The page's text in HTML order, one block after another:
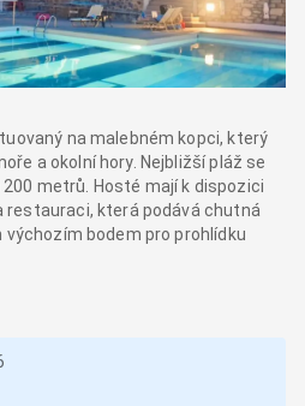
na malebném kopci, který
a okolní hory. Nejbližší pláž se
metrů. Hosté mají k dispozici
restauraci, která podává chutná
výchozím bodem pro prohlídku